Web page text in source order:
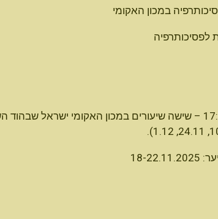
במכון האקומי
לפסיכותרפיה
– שישה שיעורים במכון האקומי ישראל שבהוד